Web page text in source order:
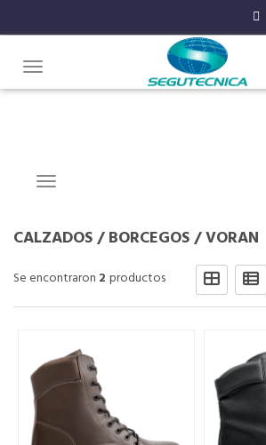
Toggle navigation
Navigation ein-/ausblenden
CALZADOS/BORCEGOS/VORAN
Se encontraron 2 productos